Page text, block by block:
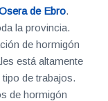
de Ebro.
la provincia.
de hormigón
está altamente
de trabajos.
de hormigón